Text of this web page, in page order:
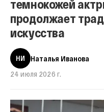
темнокожей
продолжает
искусства
НИ
Наталья Иванова
24 июля 2026 г.